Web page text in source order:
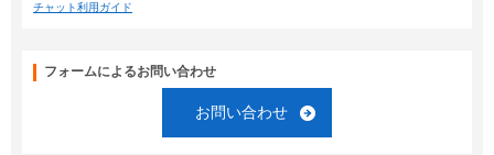
チャット利用ガイド
フォームによるお問い合わせ
お問い合わせ